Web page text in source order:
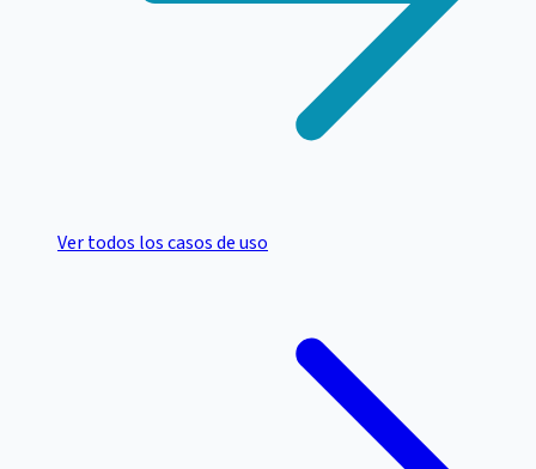
Ver todos los casos de uso